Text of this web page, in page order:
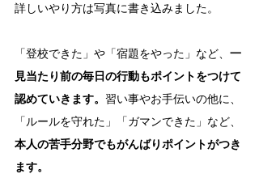
詳しいやり方は写真に書き込みました。
「登校できた」や「宿題をやった」など、 一
見当たり前の毎日の行動もポイントをつけて
認めていきます。 習い事やお手伝いの他に、
「ルールを守れた」「ガマンできた」など、
本人の苦手分野でもがんばりポイントがつき
ます。